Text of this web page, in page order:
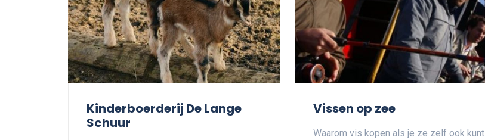
Kinderboerderij De Lange
Schuur
Vissen op zee
Waarom vis kopen als je ze zelf ook kunt